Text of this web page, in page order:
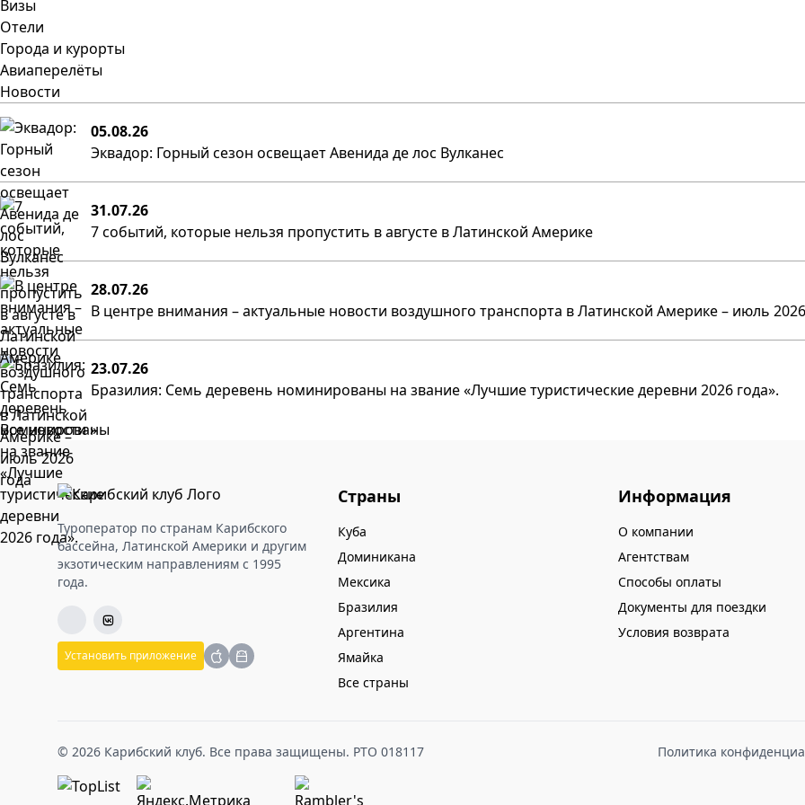
Визы
Отели
Города и курорты
Авиаперелёты
Новости
05.08.26
Эквадор: Горный сезон освещает Авенида де лос Вулканес
31.07.26
7 событий, которые нельзя пропустить в августе в Латинской Америке
28.07.26
В центре внимания – актуальные новости воздушного транспорта в Латинской Америке – июль
23.07.26
Бразилия: Семь деревень номинированы на звание «Лучшие туристические деревни 2026 года».
Все новости »
Туроператор по странам Карибского
бассейна, Латинской Америки и другим
экзотическим направлениям с 1995
года.
Установить приложение
Страны
Куба
Доминикана
Мексика
Бразилия
Аргентина
Ямайка
Все страны
Информация
О компании
Агентствам
Способы оплаты
Документы для поездки
Условия возврата
© 2026 Карибский клуб. Все права защищены. РТО 018117 Политика